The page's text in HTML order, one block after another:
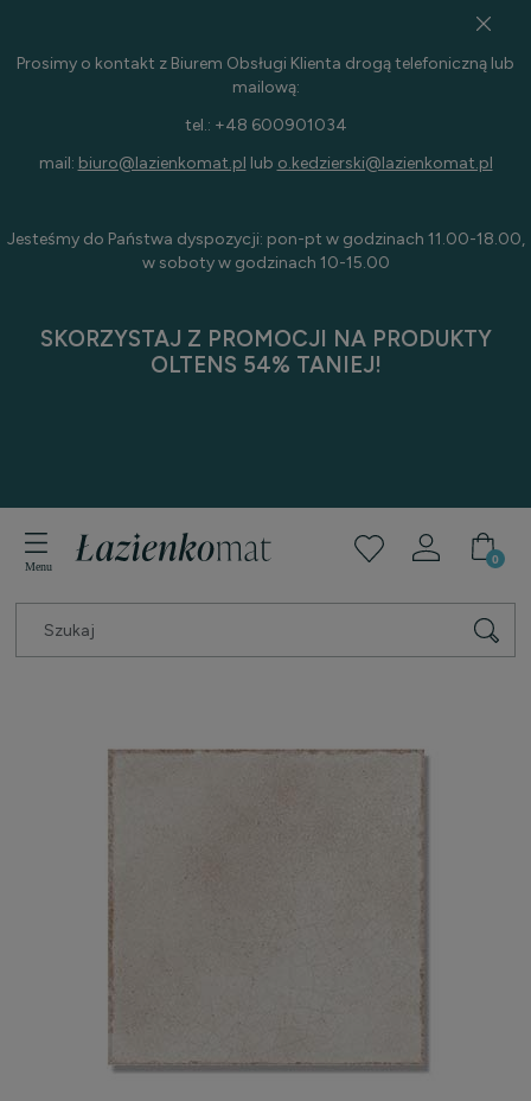
Prosimy o kontakt z Biurem Obsługi Klienta drogą telefoniczną lub
mailową:
tel.: +48 600901034
mail: biuro@lazienkomat.pl lub o.kedzierski@lazienkomat.pl
Jesteśmy do Państwa dyspozycji: pon-pt w godzinach 11.00-18.00,
w soboty w godzinach 10-15.00
SKORZYSTAJ Z PROMOCJI NA PRODUKTY
OLTENS 54% TANIEJ!